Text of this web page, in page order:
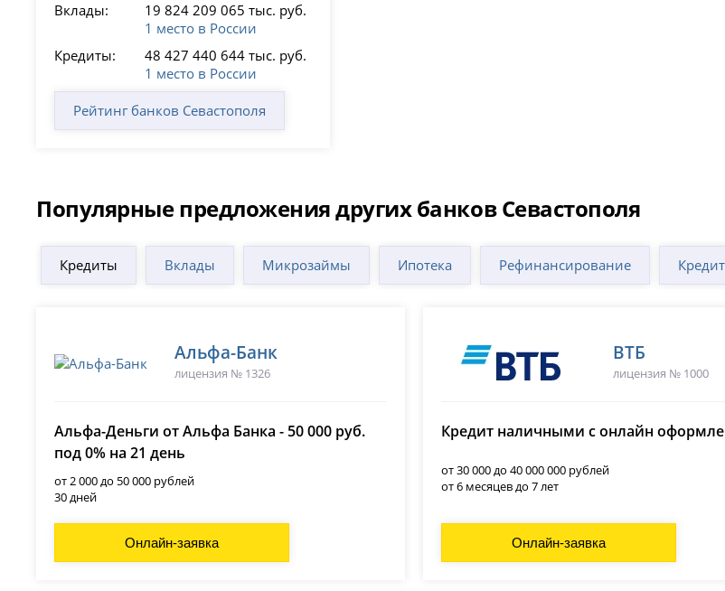
Вклады:
19 824 209 065 тыс. руб.
1 место в России
Кредиты:
48 427 440 644 тыс. руб.
1 место в России
Рейтинг банков Севастополя
Популярные предложения других банков Севастополя
Кредиты Вклады Микрозаймы Ипотека Рефинансирование
Альфа-Банк
лицензия № 1326
Альфа-Деньги от Альфа Банка - 50 000 руб.
под 0% на 21 день
от 2 000 до 50 000 рублей
30 дней
Онлайн-заявка
ВТБ
лицензия № 1000
Кредит наличными с онлайн
от 30 000 до 40 000 000 рублей
от 6 месяцев до 7 лет
Онлайн-заявка